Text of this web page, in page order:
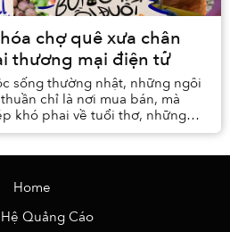
chợ quê xưa chân
thương mại điện tử
sống thường nhật, những ngôi
chỉ là nơi mua bán, mà
khó phai về tuổi thơ, những
cả những câu chuy...
Home
Quảng Cáo